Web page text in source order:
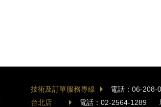
技術及訂單服務專線 電話：06-208-
台北店
電話：02-2564-1289